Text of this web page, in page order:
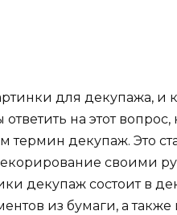
для декупажа,
ответить на этот
термин декупаж. Это
своими
декупаж состоит в
из бумаги, а